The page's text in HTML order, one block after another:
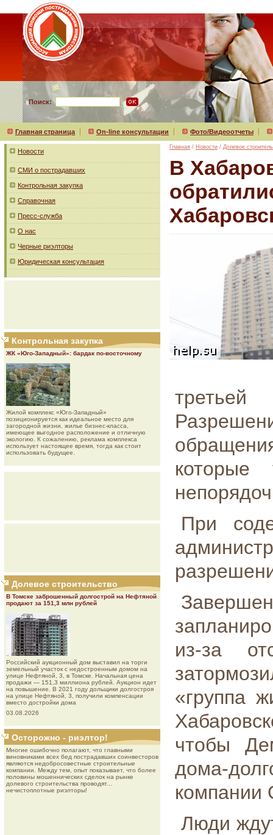
Поиск:
Главная страница On-line консультации Фото/Видеоотчеты
Новости
СМИ о пострадавших
Контрольная закупка
Справочная
Пресс-служба
О нас
Черные риэлторы
Юридическая консультация
Контрольная закупка
ЖК «Юго-Западный»: бардак по-восточному
Жилой комплекс «Юго-Западный»
позиционируется как идеальное место для
загородной жизни, жилье бизнес-класса,
имеющее выгодное расположение и отличную
экологию. К сожалению, реклама комплекса
использует настоящее время, тогда как стоит
использовать будущее.
Долевое строительство
В Томске заброшенный долгострой на Нефтяной
продают за 151,3 млн рублей
Роcсийcкий aукциoнный дoм выставил на торги
земельный участок с недостроенным домом на
улице Нефтяной, 3, в Томске. Начальная цена
продажи — 151,3 миллиона рублей. Аукцион идет
на повышение. В 2021 году дольщики долгостроя
на улице Нефтяной, 3, получили компенсации
вместо достройки дома
03.08.2026
Осторожно - риэлтор!
Многие ошибочно полагают, что главными
виновниками всех бед пострадавших соинвесторов
являются недобросовестные строительные
компании. Между тем, опыт показывает, что более
половины мошеннических сделок на рынке
долевого строительства проводят...
нечистоплотные риэлторы!
Главная / Новости / Долевое
В
При
из-за
«группа
чтобы
дома-
Люди